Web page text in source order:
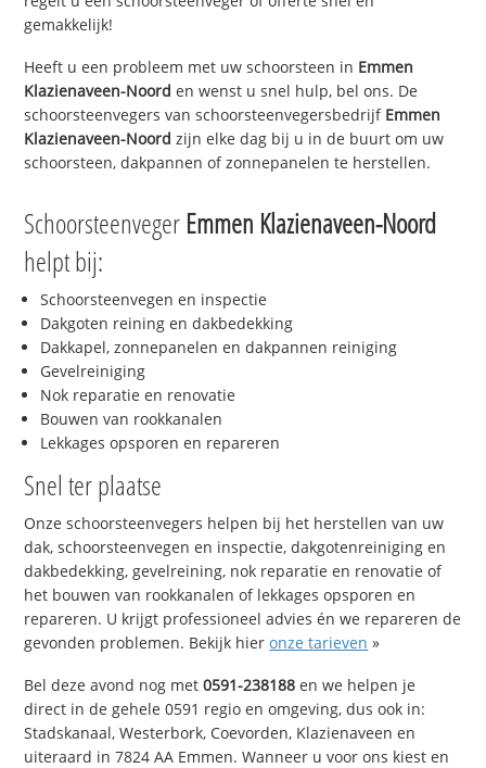
gemakkelijk!
Heeft u een probleem met uw schoorsteen in Emmen
Klazienaveen-Noord en wenst u snel hulp, bel ons. De
schoorsteenvegers van schoorsteenvegersbedrijf Emmen
Klazienaveen-Noord zijn elke dag bij u in de buurt om uw
schoorsteen, dakpannen of zonnepanelen te herstellen.
Schoorsteenveger Emmen Klazienaveen-Noord
helpt bij:
Schoorsteenvegen en inspectie
Dakgoten reining en dakbedekking
Dakkapel, zonnepanelen en dakpannen reiniging
Gevelreiniging
Nok reparatie en renovatie
Bouwen van rookkanalen
Lekkages opsporen en repareren
Snel ter plaatse
Onze schoorsteenvegers helpen bij het herstellen van uw
dak, schoorsteenvegen en inspectie, dakgotenreiniging en
dakbedekking, gevelreining, nok reparatie en renovatie of
het bouwen van rookkanalen of lekkages opsporen en
repareren. U krijgt professioneel advies én we repareren de
gevonden problemen. Bekijk hieronze tarieven »
Bel deze avond nog met0591-238188 en we helpen je
direct in de gehele 0591 regio en omgeving, dus ook in:
Stadskanaal, Westerbork, Coevorden, Klazienaveen en
uiteraard in 7824 AA Emmen. Wanneer u voor ons kiest en